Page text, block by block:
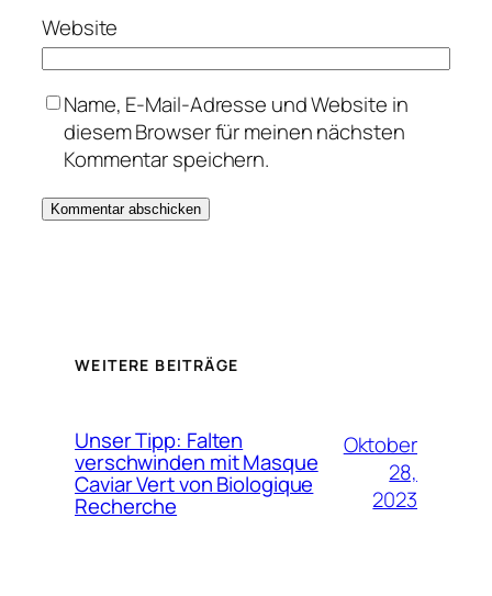
Website
Name, E-Mail-Adresse und Website in
diesem Browser für meinen nächsten
Kommentar speichern.
WEITERE BEITRÄGE
Unser Tipp: Falten
verschwinden mit Masque
Caviar Vert von Biologique
Recherche
Oktober
28,
2023